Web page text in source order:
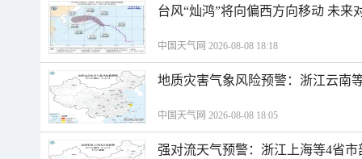
台风“灿鸿”将向偏西方向移动 未来
中国天气网 2026-08-08 18:18
地质灾害气象风险预警：浙江云南
中国天气网 2026-08-08 18:05
强对流天气预警：浙江上海等4省